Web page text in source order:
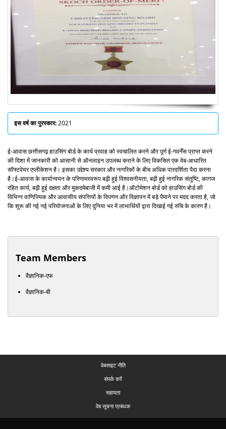
इस वर्ष का पुरस्कार:2021
ई-आवास छत्तीसगढ़ हाउसिंग बोर्ड के कार्य प्रवाह को स्वचालित करने और पूर्ण ई-गवर्नेंस प्राप्त करने
की दिशा में जानकारी को आसानी से ऑनलाइन उपलब्ध कराने के लिए विकसित एक वेब-आधारित
सॉफ्टवेयर एप्लीकेशन है। इसका उद्देश्य सरकार और नागरिकों के बीच अधिक पारदर्शिता पैदा करना
है।ई-आवास के कार्यान्वयन के परिणामस्वरूप बढ़ी हुई विश्वसनीयता, बढ़ी हुई नागरिक संतुष्टि, कागज
रहित कार्य, बढ़ी हुई दक्षता और मुकदमेबाजी में कमी आई है।ऑटोमेशन बोर्ड को हाउसिंग बोर्ड की
विभिन्न वाणिज्यिक और आवासीय संपत्तियों के विपणन और विज्ञापन में बड़े पैमाने पर मदद करता है, जो
कि शुरू की गई नई परियोजनाओं के लिए दुनिया भर में लाभार्थियों द्वारा दिखाई गई रुचि के कारण है।
Team Members
वैज्ञानिक-एफ
वैज्ञानिक-बी
वेबसाइट नीति
संपर्क करें
सहायता
वेब सूचना प्रबंधक